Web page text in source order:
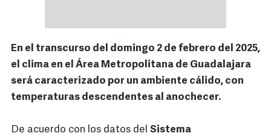
En el transcurso del domingo 2 de febrero del 2025,
el clima en el Área Metropolitana de Guadalajara
será caracterizado por un ambiente cálido, con
temperaturas descendentes al anochecer.
De acuerdo con los datos del Sistema